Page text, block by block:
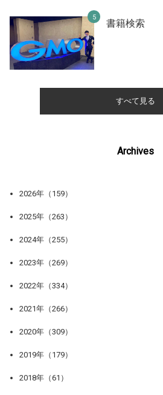
書籍検索
すべて見る
Archives
2026年（159）
2025年（263）
2024年（255）
2023年（269）
2022年（334）
2021年（266）
2020年（309）
2019年（179）
2018年（61）